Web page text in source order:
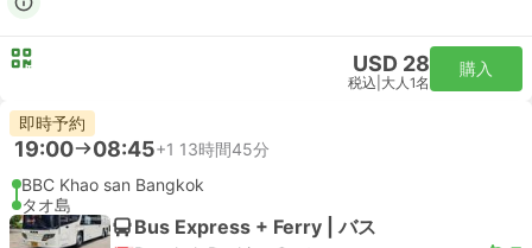
USD 28
税込 大人1名
購入
即時予約
19:00 08:45+1 13時間45分
BBC Khao san Bangkok
タオ島
Bus Express + Ferry | バス